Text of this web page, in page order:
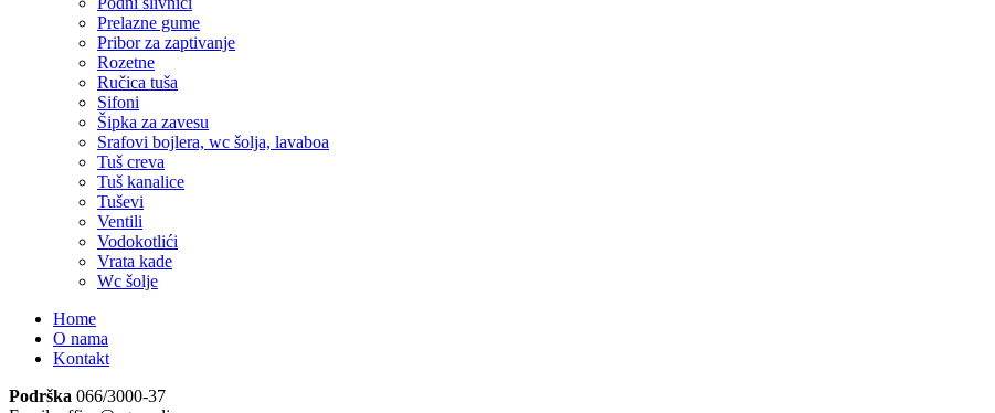
Prelazne gume
Pribor za zaptivanje
Rozetne
Ručica tuša
Sifoni
Šipka za zavesu
Srafovi bojlera, wc šolja, lavaboa
Tuš creva
Tuš kanalice
Tuševi
Ventili
Vodokotlići
Vrata kade
Wc šolje
Home
O nama
Kontakt
Podrška 066/3000-37